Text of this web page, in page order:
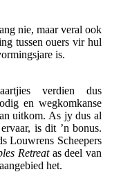
nie, maar veral ook
tussen ouers vir hul
is.
verdien dus
en wegkomkanse
uitkom. As jy dus al
is dit ’n bonus.
Louwrens Scheepers
Retreatas deel van
het.